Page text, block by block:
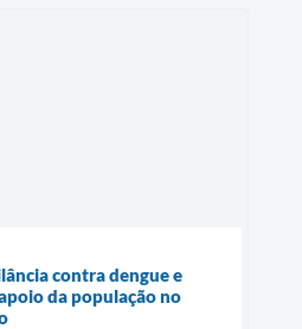
contra dengue e
da população no